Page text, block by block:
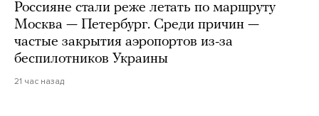
Россияне стали реже летать по маршруту
Москва — Петербург. Среди причин —
частые закрытия аэропортов из-за
беспилотников Украины
21 час назад